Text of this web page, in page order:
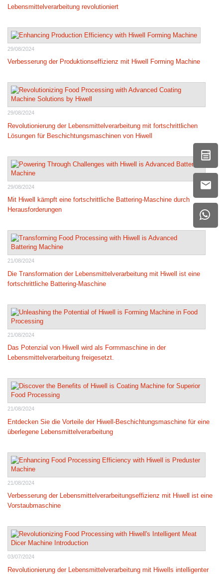
Lebensmittelverarbeitung revolutioniert
29/08/2024
Verbesserung der Produktionseffizienz mit Hiwell Forming Machine
29/08/2024
Revolutionierung der Lebensmittelverarbeitung mit fortschrittlichen
Lösungen für Beschichtungsmaschinen von Hiwell
29/08/2024
Mit Hiwell kämpft eine fortschrittliche Battering-Maschine durch
Herausforderungen
21/08/2024
Die Transformation der Lebensmittelverarbeitung mit Hiwell ist eine
fortschrittliche Battering-Maschine
21/08/2024
Das Potenzial von Hiwell wird als Formmaschine in der
Lebensmittelverarbeitung freigesetzt.
21/08/2024
Entdecken Sie die Vorteile der Hiwell-Beschichtungsmaschine für eine
überlegene Lebensmittelverarbeitung
21/08/2024
Verbesserung der Lebensmittelverarbeitungseffizienz mit Hiwell ist eine
Vorstaubmaschine
03/07/2024
Revolutionierung der Lebensmittelverarbeitung mit Hiwells intelligenter